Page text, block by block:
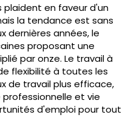
en faveur d'un
la tendance est sans
dernières années, le
proposant une
par onze. Le travail à
flexibilité à toutes les
de travail plus efficace,
et vie
d'emploi pour tout